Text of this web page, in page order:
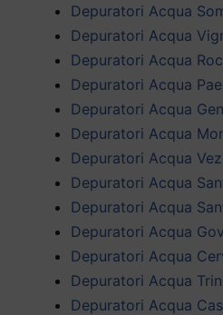
Depuratori Acqua
Depuratori Acqua
Depuratori Acqua
Depuratori Acqua
Depuratori Acqua
Depuratori Acqua
Depuratori Acqua
Depuratori Acqua
Depuratori Acqua
Depuratori Acqua
Depuratori Acqua
Depuratori Acqua
Depuratori Acqua